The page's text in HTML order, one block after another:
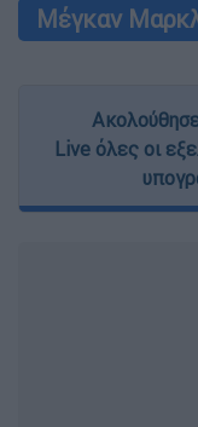
Μέγκαν
Live όλες οι